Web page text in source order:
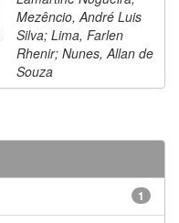
Mezêncio, André Luis
Silva; Lima, Farlen
Rhenir; Nunes, Allan de
Souza
1